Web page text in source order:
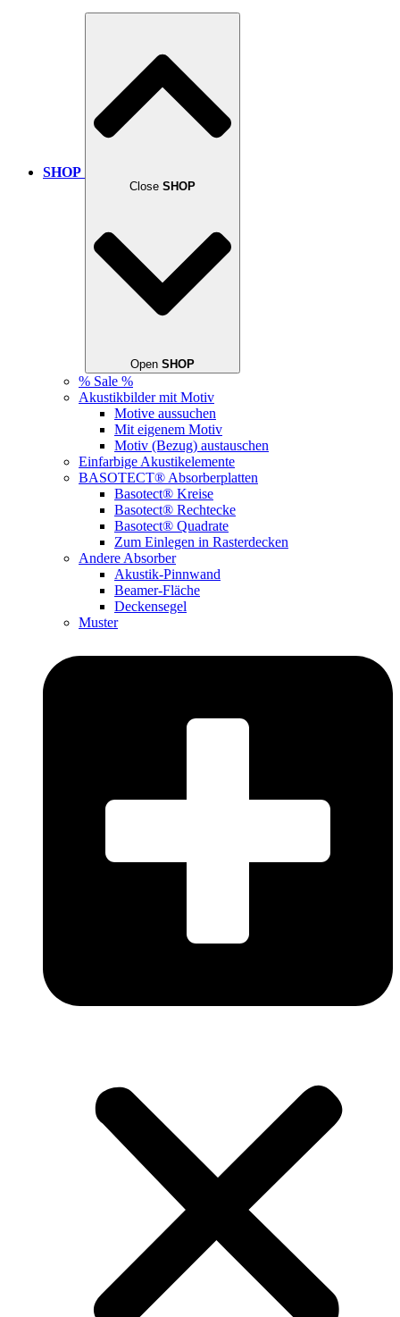
SHOP
Close SHOP
Open SHOP
% Sale %
Akustikbilder mit Motiv
Motive aussuchen
Mit eigenem Motiv
Motiv (Bezug) austauschen
Einfarbige Akustikelemente
BASOTECT® Absorberplatten
Basotect® Kreise
Basotect® Rechtecke
Basotect® Quadrate
Zum Einlegen in Rasterdecken
Andere Absorber
Akustik-Pinnwand
Beamer-Fläche
Deckensegel
Muster